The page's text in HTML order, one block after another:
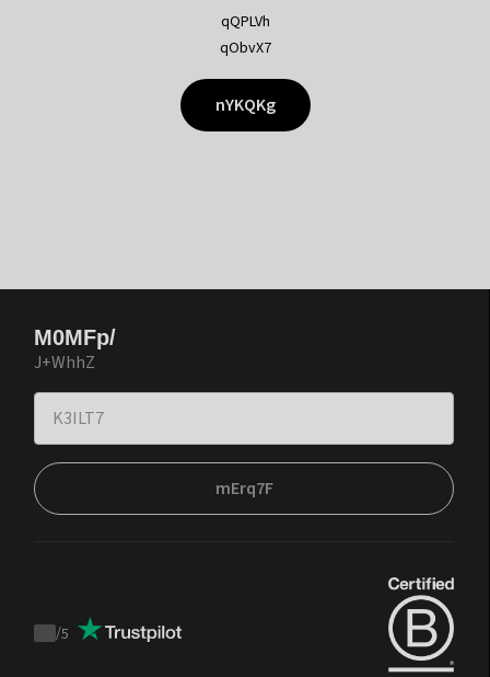
qQPLVh
qObvX7
nYKQKg
M0MFp/
J+WhhZ
mErq7F
Trustpilot
/5